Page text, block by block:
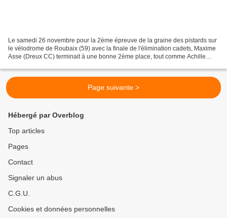
Le samedi 26 novembre pour la 2ème épreuve de la graine des pistards sur
le vélodrome de Roubaix (59) avec la finale de l'élimination cadets, Maxime
Asse (Dreux CC) terminait à une bonne 2ème place, tout comme Achille
Page suivante >
Hébergé par Overblog
Top articles
Pages
Contact
Signaler un abus
C.G.U.
Cookies et données personnelles